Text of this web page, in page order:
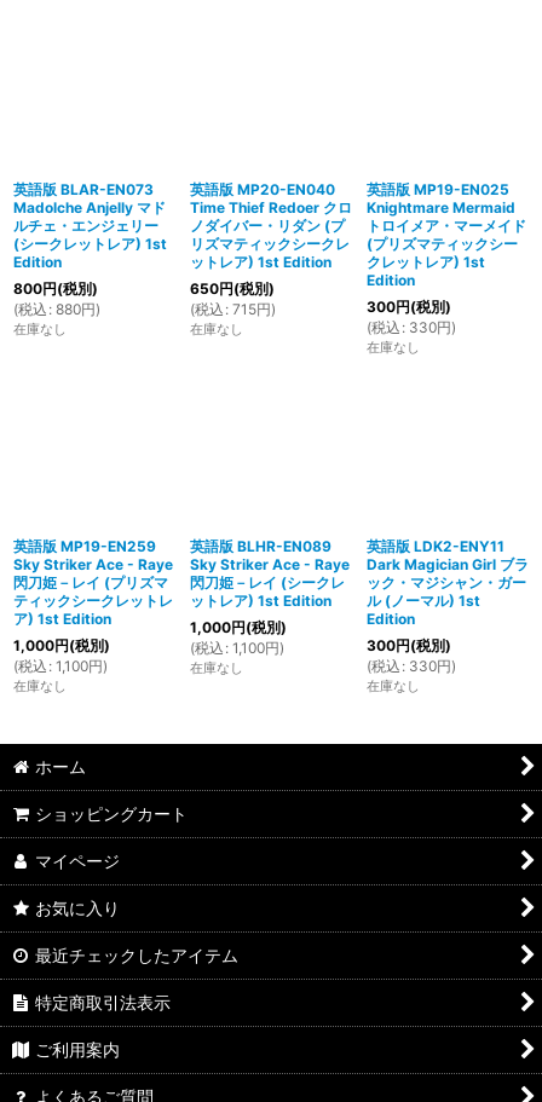
英語版 BLAR-EN073
Madolche Anjelly マド
ルチェ・エンジェリー
(シークレットレア) 1st
Edition
800円(税別)
(税込 : 880円)
在庫なし
英語版 MP20-EN040
Time Thief Redoer クロ
ノダイバー・リダン (プ
リズマティックシークレ
ットレア) 1st Edition
650円(税別)
(税込 : 715円)
在庫なし
英語版 MP19-EN025
Knightmare Mermaid
トロイメア・マーメイド
(プリズマティックシー
クレットレア) 1st
Edition
300円(税別)
(税込 : 330円)
在庫なし
英語版 MP19-EN259
Sky Striker Ace - Raye
閃刀姫－レイ (プリズマ
ティックシークレットレ
ア) 1st Edition
1,000円(税別)
(税込 : 1,100円)
在庫なし
英語版 BLHR-EN089
Sky Striker Ace - Raye
閃刀姫－レイ (シークレ
ットレア) 1st Edition
1,000円(税別)
(税込 : 1,100円)
在庫なし
英語版 LDK2-ENY11
Dark Magician Girl ブラ
ック・マジシャン・ガー
ル (ノーマル) 1st
Edition
300円(税別)
(税込 : 330円)
在庫なし
ホーム
ショッピングカート
マイページ
お気に入り
最近チェックしたアイテム
特定商取引法表示
ご利用案内
よくあるご質問